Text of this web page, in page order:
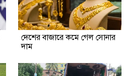
দেশের বাজারে কমে গেল সোনার
দাম